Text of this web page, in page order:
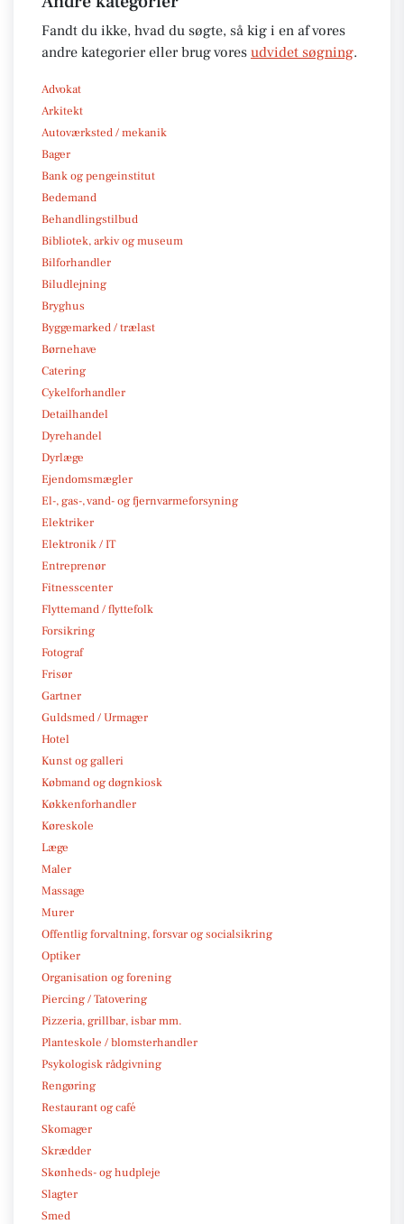
Fandt du ikke, hvad du søgte, så kig i en af vores
andre kategorier eller brug vores udvidet søgning.
Advokat
Arkitekt
Autoværksted / mekanik
Bager
Bank og pengeinstitut
Bedemand
Behandlingstilbud
Bibliotek, arkiv og museum
Bilforhandler
Biludlejning
Bryghus
Byggemarked / trælast
Børnehave
Catering
Cykelforhandler
Detailhandel
Dyrehandel
Dyrlæge
Ejendomsmægler
El-, gas-, vand- og fjernvarmeforsyning
Elektriker
Elektronik / IT
Entreprenør
Fitnesscenter
Flyttemand / flyttefolk
Forsikring
Fotograf
Frisør
Gartner
Guldsmed / Urmager
Hotel
Kunst og galleri
Købmand og døgnkiosk
Køkkenforhandler
Køreskole
Læge
Maler
Massage
Murer
Offentlig forvaltning, forsvar og socialsikring
Optiker
Organisation og forening
Piercing / Tatovering
Pizzeria, grillbar, isbar mm.
Planteskole / blomsterhandler
Psykologisk rådgivning
Rengøring
Restaurant og café
Skomager
Skrædder
Skønheds- og hudpleje
Slagter
Smed